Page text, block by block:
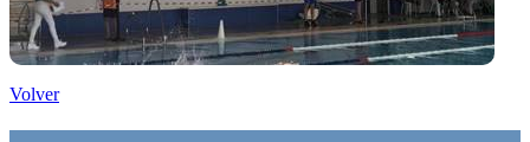
Volver